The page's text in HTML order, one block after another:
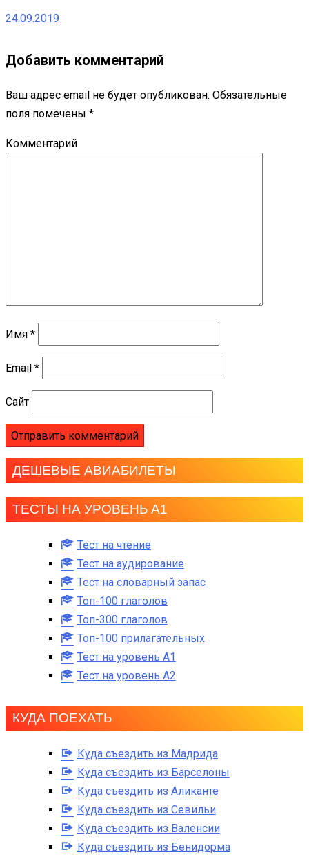
24.09.2019
Добавить комментарий
Ваш адрес email не будет опубликован. Обязательные
поля помечены *
Комментарий
Имя *
Email *
Сайт
ДЕШЕВЫЕ АВИАБИЛЕТЫ
ТЕСТЫ НА УРОВЕНЬ А1
Тест на чтение
Тест на аудирование
Тест на словарный запас
Топ-100 глаголов
Топ-300 глаголов
Топ-100 прилагательных
Тест на уровень A1
Тест на уровень A2
КУДА ПОЕХАТЬ
Куда съездить из Мадрида
Куда съездить из Барселоны
Куда съездить из Аликанте
Куда съездить из Севильи
Куда съездить из Валенсии
Куда съездить из Бенидорма